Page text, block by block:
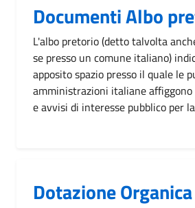
Documenti Albo
L'albo pretorio (detto talvolta
se presso un comune italiano)
apposito spazio presso il quale le
amministrazioni italiane
e avvisi di interesse pubblico per
Dotazione Organica